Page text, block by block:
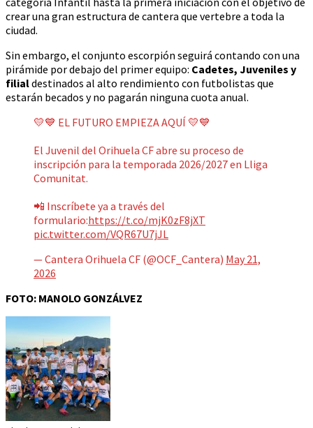
crear una gran estructura de cantera que vertebre a toda la
ciudad.
Sin embargo, el conjunto escorpión seguirá contando con una
pirámide por debajo del primer equipo: Cadetes, Juveniles y
filialdestinados al alto rendimiento con futbolistas que
estarán becados y no pagarán ninguna cuota anual.
💛💙 EL FUTURO EMPIEZA AQUÍ 💛💙
El Juvenil del Orihuela CF abre su proceso de
inscripción para la temporada 2026/2027 en Lliga
Comunitat.
📲 Inscríbete ya a través del
formulario:https://t.co/mjK0zF8jXT
pic.twitter.com/VQR67U7jJL
— Cantera Orihuela CF (@OCF_Cantera) May 21,
2026
FOTO: MANOLO GONZÁLVEZ